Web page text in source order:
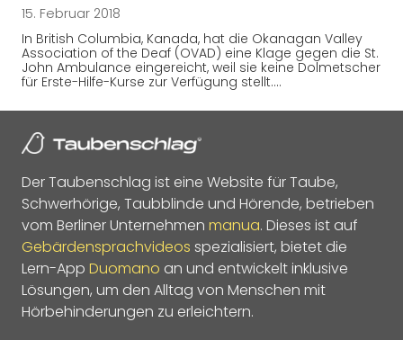
15. Februar 2018
In British Columbia, Kanada, hat die Okanagan Valley
Association of the Deaf (OVAD) eine Klage gegen die St.
John Ambulance eingereicht, weil sie keine Dolmetscher
für Erste-Hilfe-Kurse zur Verfügung stellt.…
Der Taubenschlag ist eine Website für Taube,
Schwerhörige, Taubblinde und Hörende, betrieben
vom Berliner Unternehmen manua. Dieses ist auf
Gebärdensprachvideos spezialisiert, bietet die
Lern-App Duomano an und entwickelt inklusive
Lösungen, um den Alltag von Menschen mit
Hörbehinderungen zu erleichtern.